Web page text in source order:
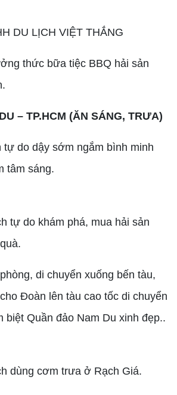
thức bữa tiệc BBQ hải sản
– TP.HCM (ĂN SÁNG, TRƯA)
tự do dậy sớm ngắm bình minh
tâm sáng.
tự do khám phá, mua hải sản
di chuyển xuống bến tàu,
Đoàn lên tàu cao tốc di chuyển
biệt Quần đảo Nam Du xinh đẹp..
dùng cơm trưa ở Rạch Giá.